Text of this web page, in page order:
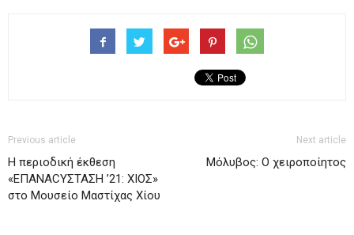
Previous article
Η περιοδική έκθεση
«ΕΠΑΝΑCYΣΤΑΣΗ ’21: ΧΙΟΣ»
στο Μουσείο Μαστίχας Χίου
Next article
Μόλυβος: Ο χειροποίητος